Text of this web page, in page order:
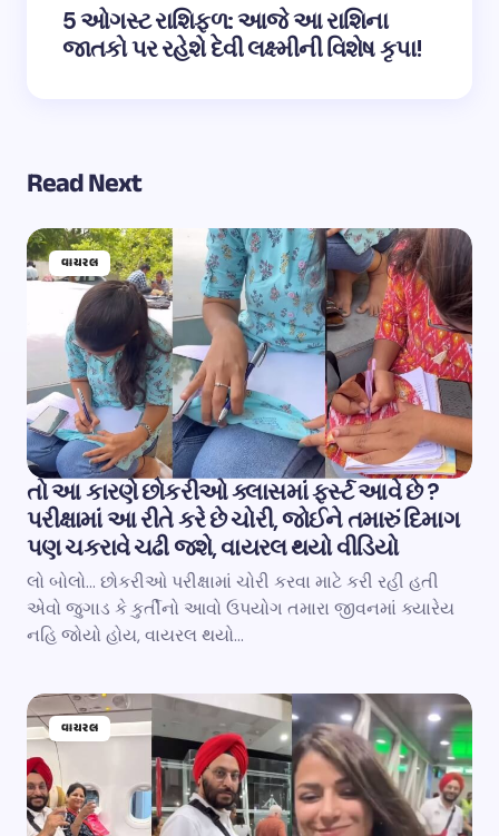
5 ઓગસ્ટ રાશિફળ: આજે આ રાશિના
જાતકો પર રહેશે દેવી લક્ષ્મીની વિશેષ કૃપા!
Read Next
વાયરલ
તો આ કારણે છોકરીઓ ક્લાસમાં ફર્સ્ટ આવે છે ?
પરીક્ષામાં આ રીતે કરે છે ચોરી, જોઈને તમારું દિમાગ
પણ ચકરાવે ચઢી જશે, વાયરલ થયો વીડિયો
લો બોલો… છોકરીઓ પરીક્ષામાં ચોરી કરવા માટે કરી રહી હતી
એવો જુગાડ કે કુર્તીનો આવો ઉપયોગ તમારા જીવનમાં ક્યારેય
નહિ જોયો હોય, વાયરલ થયો…
વાયરલ